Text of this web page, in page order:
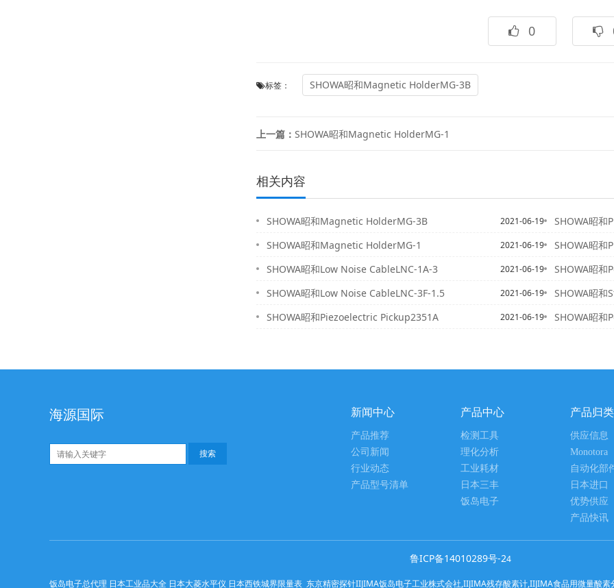
0
标签： SHOWA昭和Magnetic HolderMG-3B
上一篇： SHOWA昭和Magnetic HolderMG-1
相关内容
SHOWA昭和Magnetic HolderMG-3B 2021-06-19
SHOWA昭和Magnetic HolderMG-1 2021-06-19
SHOWA昭和Low Noise CableLNC-1A-3 2021-06-19
SHOWA昭和Low Noise CableLNC-3F-1.5 2021-06-19
SHOWA昭和Piezoelectric Pickup2351A 2021-06-19
SHOWA昭
SHOWA昭
SHOWA昭和
SHOWA昭和
SHOWA昭
海源国际 新闻中心
产品推荐
公司新闻
行业动态
产品型号清单
产品中心
检测工具
理化分析
工业耗材
日本三丰
饭岛电子
产品归类
供应信息
Monotora
自动化部
日本进口
优势供应
产品快讯
鲁ICP备14010289号-24
饭岛电子总代理 日本工业品大全 日本大菱水平仪 日本西铁城界限量表 东京精密探针IIJIMA饭岛电子工业株式会社,IIJIMA残存酸素计,IIJIMA食品用微量酸